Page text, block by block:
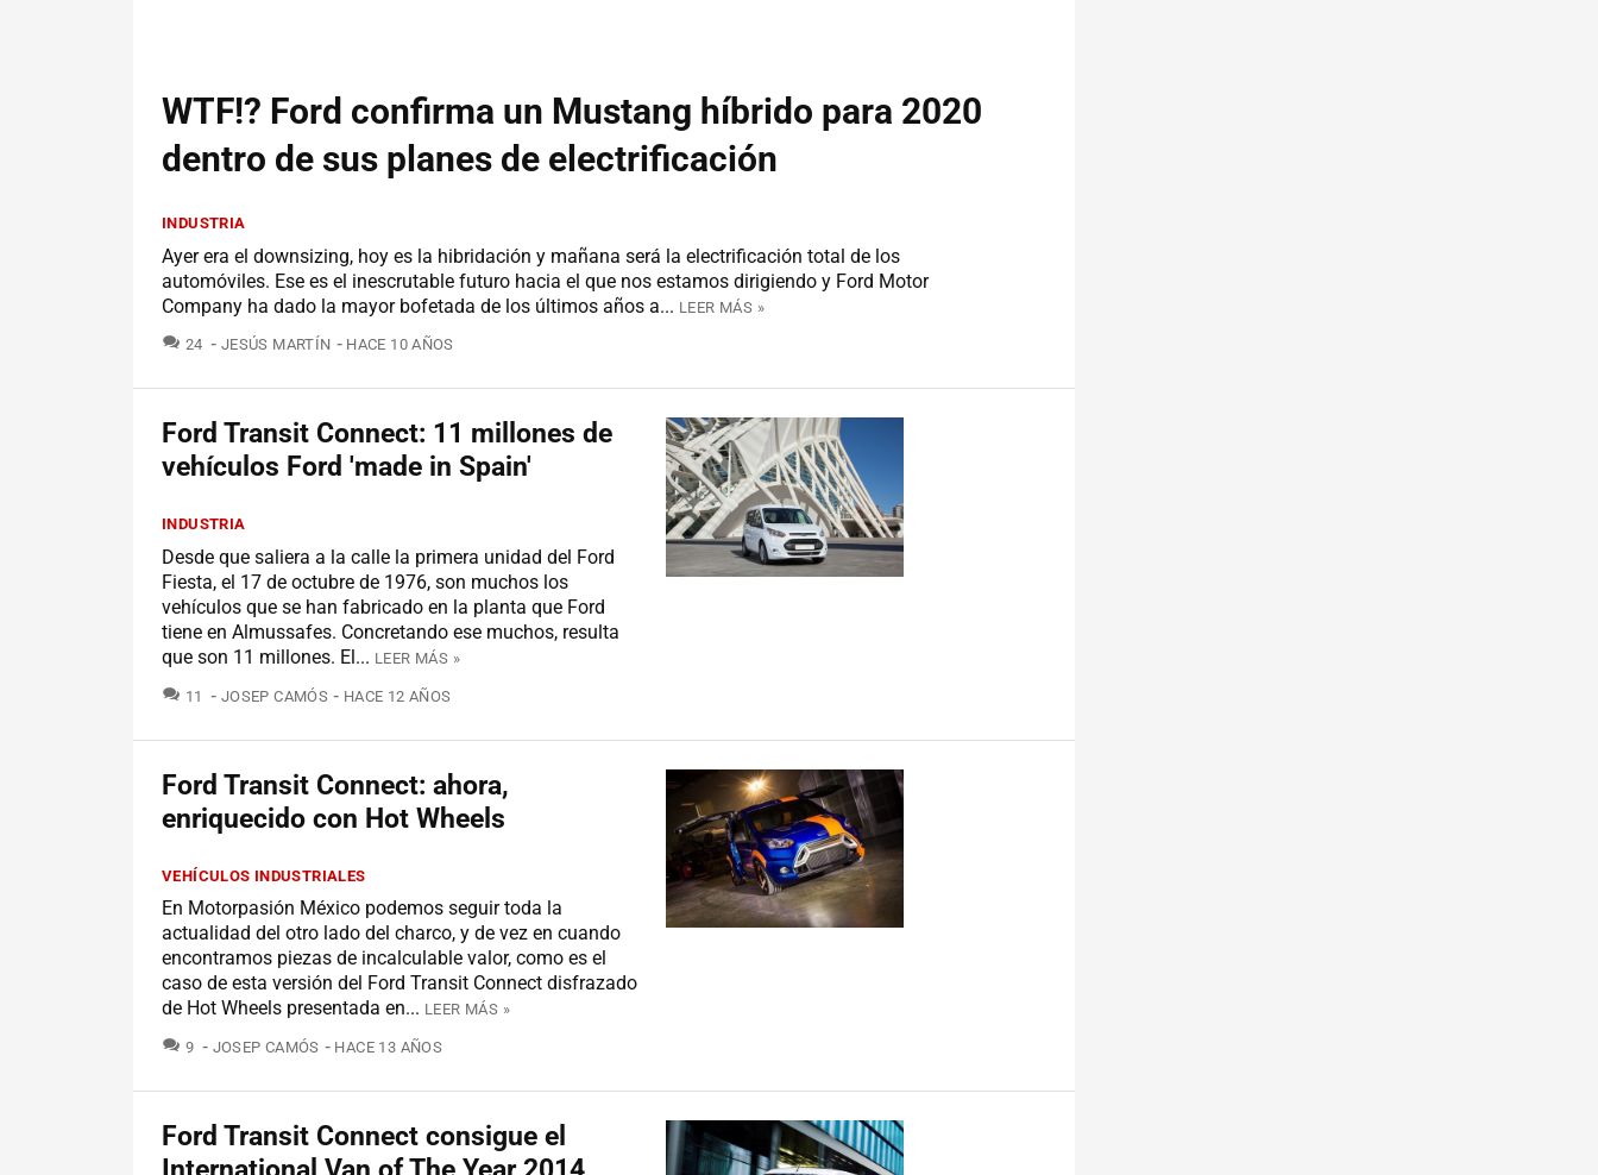
WTF!? Ford confirma un Mustang híbrido para 2020
dentro de sus planes de electrificación
INDUSTRIA
Ayer era el downsizing, hoy es la hibridación y mañana será la electrificación total de los
automóviles. Ese es el inescrutable futuro hacia el que nos estamos dirigiendo y Ford Motor
Company ha dado la mayor bofetada de los últimos años a... LEER MÁS »
24 COMENTARIOS
JESÚS MARTÍN HACE 10 AÑOS
Ford Transit Connect: 11 millones de
vehículos Ford 'made in Spain'
INDUSTRIA
Desde que saliera a la calle la primera unidad del Ford
Fiesta, el 17 de octubre de 1976, son muchos los
vehículos que se han fabricado en la planta que Ford
tiene en Almussafes. Concretando ese muchos, resulta
que son 11 millones. El... LEER MÁS »
11 COMENTARIOS
JOSEP CAMÓS HACE 12 AÑOS
Ford Transit Connect: ahora,
enriquecido con Hot Wheels
VEHÍCULOS INDUSTRIALES
En Motorpasión México podemos seguir toda la
actualidad del otro lado del charco, y de vez en cuando
encontramos piezas de incalculable valor, como es el
caso de esta versión del Ford Transit Connect disfrazado
de Hot Wheels presentada en... LEER MÁS »
9 COMENTARIOS
JOSEP CAMÓS HACE 13 AÑOS
Ford Transit Connect consigue el